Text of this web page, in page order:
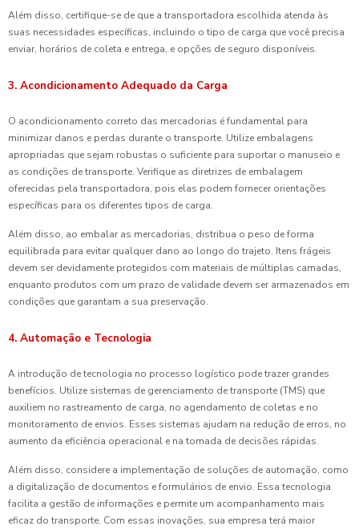
Além disso, certifique-se de que a transportadora escolhida atenda às
suas necessidades específicas, incluindo o tipo de carga que você precisa
enviar, horários de coleta e entrega, e opções de seguro disponíveis.
3. Acondicionamento Adequado da Carga
O acondicionamento correto das mercadorias é fundamental para
minimizar danos e perdas durante o transporte. Utilize embalagens
apropriadas que sejam robustas o suficiente para suportar o manuseio e
as condições de transporte. Verifique as diretrizes de embalagem
oferecidas pela transportadora, pois elas podem fornecer orientações
específicas para os diferentes tipos de carga.
Além disso, ao embalar as mercadorias, distribua o peso de forma
equilibrada para evitar qualquer dano ao longo do trajeto. Itens frágeis
devem ser devidamente protegidos com materiais de múltiplas camadas,
enquanto produtos com um prazo de validade devem ser armazenados em
condições que garantam a sua preservação.
4. Automação e Tecnologia
A introdução de tecnologia no processo logístico pode trazer grandes
benefícios. Utilize sistemas de gerenciamento de transporte (TMS) que
auxiliem no rastreamento de carga, no agendamento de coletas e no
monitoramento de envios. Esses sistemas ajudam na redução de erros, no
aumento da eficiência operacional e na tomada de decisões rápidas.
Além disso, considere a implementação de soluções de automação, como
a digitalização de documentos e formulários de envio. Essa tecnologia
facilita a gestão de informações e permite um acompanhamento mais
eficaz do transporte. Com essas inovações, sua empresa terá maior